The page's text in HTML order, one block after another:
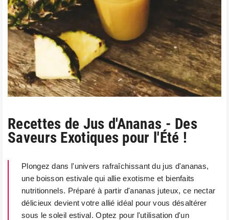
Recettes de Jus d'Ananas - Des
Saveurs Exotiques pour l'Été !
Plongez dans l'univers rafraîchissant du jus d'ananas,
une boisson estivale qui allie exotisme et bienfaits
nutritionnels. Préparé à partir d'ananas juteux, ce nectar
délicieux devient votre allié idéal pour vous désaltérer
sous le soleil estival. Optez pour l'utilisation d'un